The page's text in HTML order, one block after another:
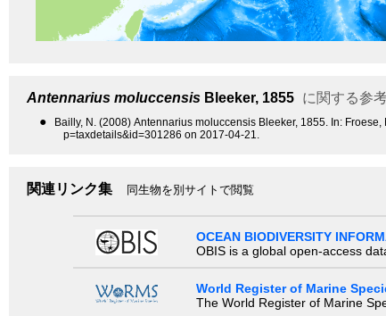
Antennarius moluccensis Bleeker, 1855 に関する参
●
Bailly, N. (2008) Antennarius moluccensis Bleeker, 1855. In:
p=taxdetails&id=301286 on 2017-04-21.
関連リンク集 同生物を別サイトで閲覧
OCEAN BIODIVERSITY
OBIS is a global open-access
World Register of Marine
The World Register of Marine